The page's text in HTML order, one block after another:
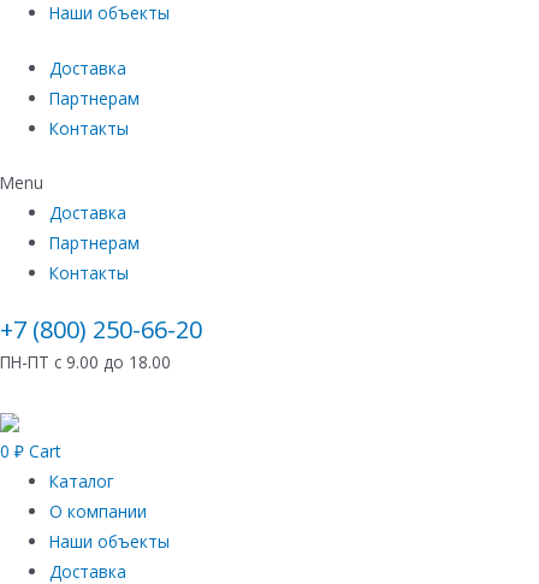
Наши объекты
Доставка
Партнерам
Контакты
Menu
Доставка
Партнерам
Контакты
+7 (800) 250-66-20
ПН-ПТ с 9.00 до 18.00
0 ₽ Cart
Каталог
О компании
Наши объекты
Доставка